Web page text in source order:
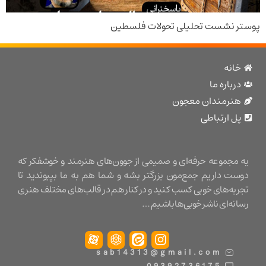
نشست تحلیلی تحولات فلسطین
ما
معجون
ارتباطی
حرفه‌ای و صمیمی از جوون‌های هنرمند و خوشفکر که
داریم جمع‌مون بزرگتر بشه و شما هم به ما بپیوندید تا
خوبی کسب کنید و در کنار هم در قالب‌های مختلف هنری
ناشر خوبی‌ها باشیم …
sab14313@gmail.com